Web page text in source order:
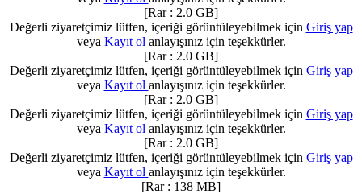
[Rar : 2.0 GB]
Değerli ziyaretçimiz lütfen, içeriği görüntüleyebilmek için Giriş yap
veya Kayıt ol anlayışınız için teşekkürler.
[Rar : 2.0 GB]
Değerli ziyaretçimiz lütfen, içeriği görüntüleyebilmek için Giriş yap
veya Kayıt ol anlayışınız için teşekkürler.
[Rar : 2.0 GB]
Değerli ziyaretçimiz lütfen, içeriği görüntüleyebilmek için Giriş yap
veya Kayıt ol anlayışınız için teşekkürler.
[Rar : 2.0 GB]
Değerli ziyaretçimiz lütfen, içeriği görüntüleyebilmek için Giriş yap
veya Kayıt ol anlayışınız için teşekkürler.
[Rar : 138 MB]